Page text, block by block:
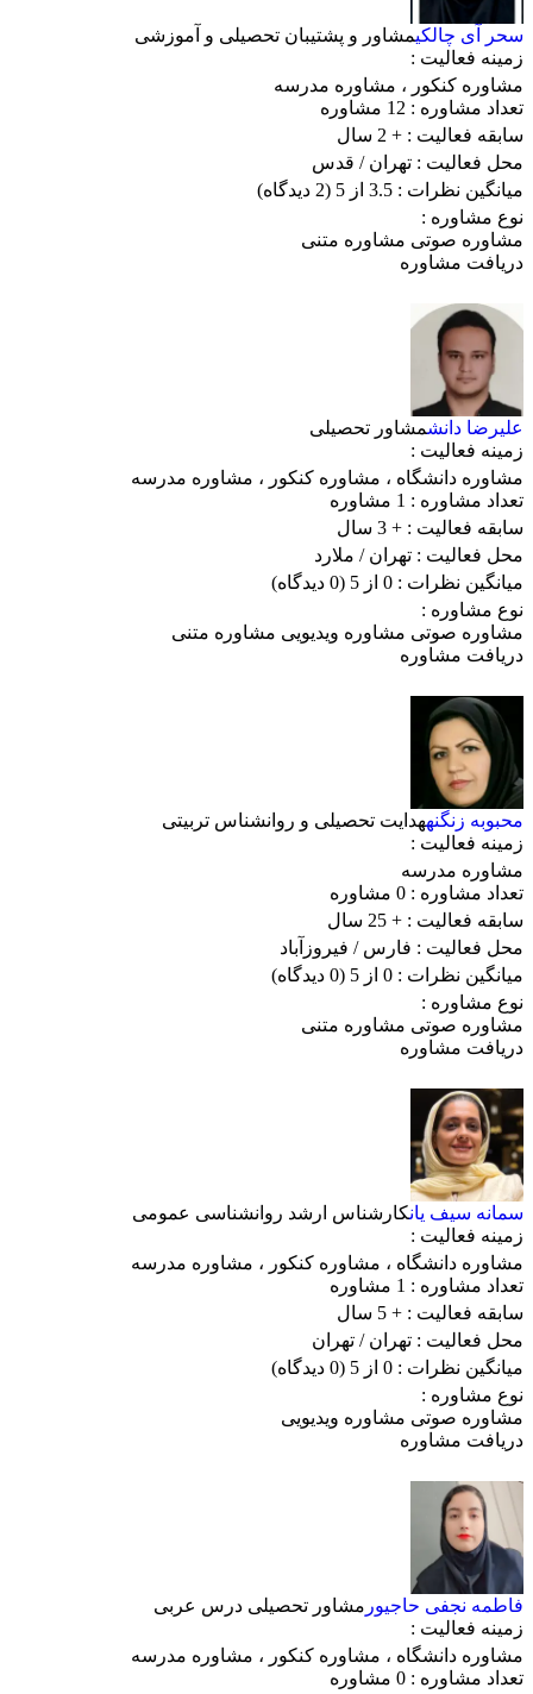
سحر آی چالکیمشاور و پشتیبان تحصیلی و آموزشی
زمینه فعالیت :
مشاوره کنکور ، مشاوره مدرسه
تعداد مشاوره : 12 مشاوره
سابقه فعالیت : + 2 سال
محل فعالیت : تهران/ قدس
میانگین نظرات : 3.5 از 5
(2 دیدگاه)
نوع مشاوره :
مشاوره صوتی مشاوره متنی
دریافت مشاوره
علیرضا دانشمشاور تحصیلی
زمینه فعالیت :
مشاوره دانشگاه ، مشاوره کنکور ، مشاوره مدرسه
تعداد مشاوره : 1 مشاوره
سابقه فعالیت : + 3 سال
محل فعالیت : تهران/ ملارد
میانگین نظرات : 0 از 5
(0 دیدگاه)
نوع مشاوره :
مشاوره صوتی مشاوره ویدیویی مشاوره متنی
دریافت مشاوره
محبوبه زنگنههدایت تحصیلی و روانشناس تربیتی
زمینه فعالیت :
مشاوره مدرسه
تعداد مشاوره : 0 مشاوره
سابقه فعالیت : + 25 سال
محل فعالیت : فارس/ فیروزآباد
میانگین نظرات : 0 از 5
(0 دیدگاه)
نوع مشاوره :
مشاوره صوتی مشاوره متنی
دریافت مشاوره
سمانه سیف یانکارشناس ارشد روانشناسی عمومی
زمینه فعالیت :
مشاوره دانشگاه ، مشاوره کنکور ، مشاوره مدرسه
تعداد مشاوره : 1 مشاوره
سابقه فعالیت : + 5 سال
محل فعالیت : تهران/ تهران
میانگین نظرات : 0 از 5
(0 دیدگاه)
نوع مشاوره :
مشاوره صوتی مشاوره ویدیویی
دریافت مشاوره
فاطمه نجفی حاجیور مشاور تحصیلی درس عربی
زمینه فعالیت :
مشاوره دانشگاه ، مشاوره کنکور ، مشاوره مدرسه
تعداد مشاوره : 0 مشاوره